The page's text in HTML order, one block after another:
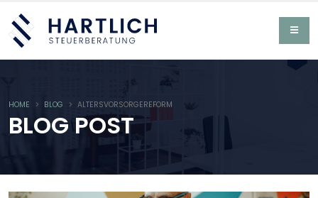
BLOG POST
HOME BLOG ALTERSVORSORGEREFORM